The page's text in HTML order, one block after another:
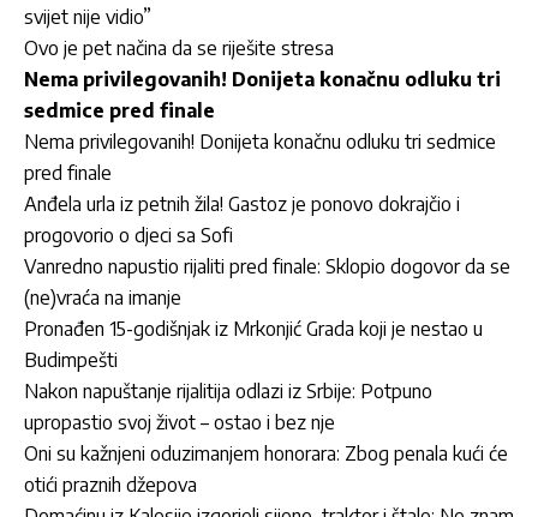
svijet nije vidio”
Ovo je pet načina da se riješite stresa
Nema privilegovanih! Donijeta konačnu odluku tri
sedmice pred finale
Nema privilegovanih! Donijeta konačnu odluku tri sedmice
pred finale
Anđela urla iz petnih žila! Gastoz je ponovo dokrajčio i
progovorio o djeci sa Sofi
Vanredno napustio rijaliti pred finale: Sklopio dogovor da se
(ne)vraća na imanje
Pronađen 15-godišnjak iz Mrkonjić Grada koji je nestao u
Budimpešti
Nakon napuštanje rijalitija odlazi iz Srbije: Potpuno
upropastio svoj život – ostao i bez nje
Oni su kažnjeni oduzimanjem honorara: Zbog penala kući će
otići praznih džepova